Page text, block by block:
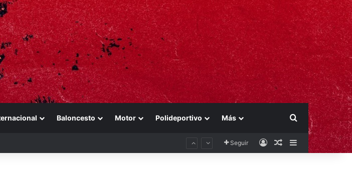
Baloncesto Motor Polideportivo Más Buscar por
Seguir AccesoPublicación al
Barra lateral